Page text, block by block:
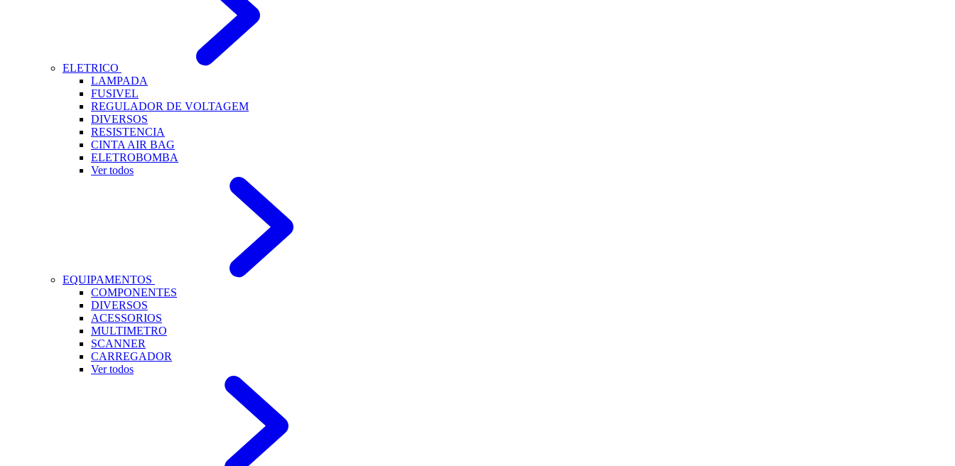
ELETRICO
LAMPADA
FUSIVEL
REGULADOR DE VOLTAGEM
DIVERSOS
RESISTENCIA
CINTA AIR BAG
ELETROBOMBA
Ver todos
EQUIPAMENTOS
COMPONENTES
DIVERSOS
ACESSORIOS
MULTIMETRO
SCANNER
CARREGADOR
Ver todos